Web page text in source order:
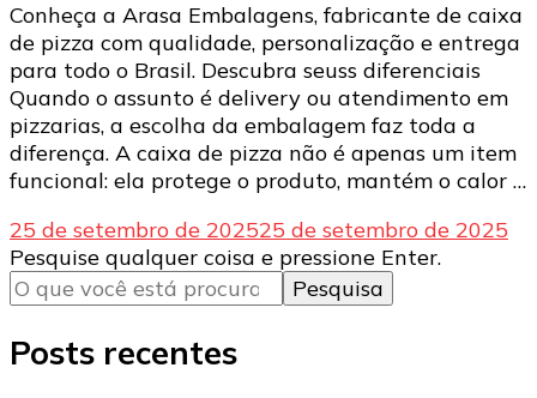
Conheça a Arasa Embalagens, fabricante de caixa
de pizza com qualidade, personalização e entrega
para todo o Brasil. Descubra seuss diferenciais
Quando o assunto é delivery ou atendimento em
pizzarias, a escolha da embalagem faz toda a
diferença. A caixa de pizza não é apenas um item
funcional: ela protege o produto, mantém o calor …
25 de setembro de 202525 de setembro de 2025
Procurando
algo?
Pesquise qualquer coisa e pressione Enter.
Posts recentes